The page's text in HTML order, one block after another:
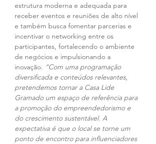
estrutura moderna e adequada para
receber eventos e reuniões de alto nível
e também busca fomentar parcerias e
incentivar o networking entre os
participantes, fortalecendo o ambiente
de negócios e impulsionando a
inovação. “Com uma programação
diversificada e conteúdos relevantes,
pretendemos tornar a Casa Lide
Gramado um espaço de referência para
a promoção do empreendedorismo e
do crescimento sustentável. A
expectativa é que o local se torne um
ponto de encontro para influenciadores